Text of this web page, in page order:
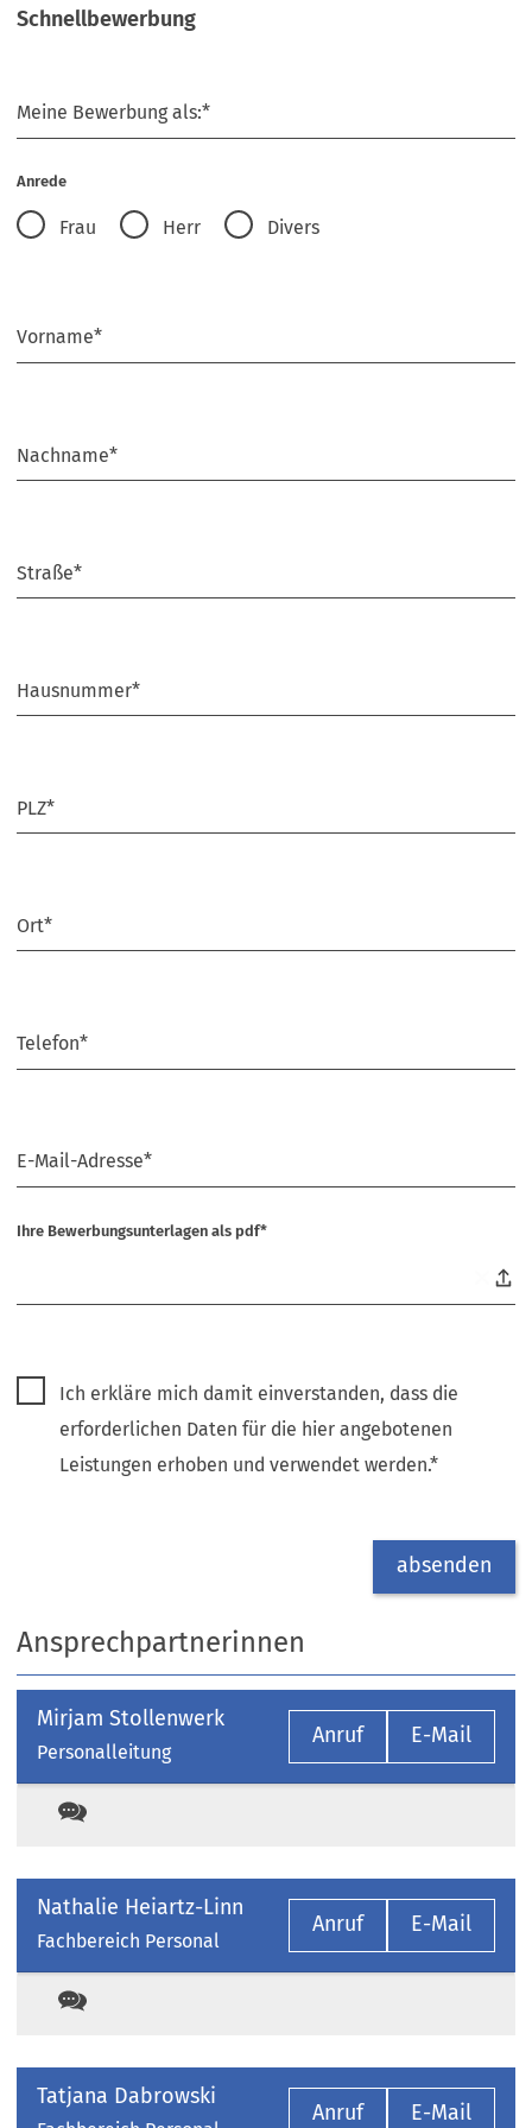
Schnellbewerbung
Meine Bewerbung als:*
Anrede
Frau Herr Divers
Vorname*
Nachname*
Straße*
Hausnummer*
PLZ*
Ort*
Telefon*
E-Mail-Adresse*
Ihre Bewerbungsunterlagen als pdf*
Datenschutz
Ich erkläre mich damit einverstanden, dass die
erforderlichen Daten für die hier angebotenen
Leistungen erhoben und verwendet werden.*
Sie
absenden
Ansprechpartnerinnen
Mirjam Stollenwerk
Personalleitung
Anruf E-Mail
Kontakt
Nathalie Heiartz-Linn
Fachbereich Personal
Anruf E-Mail
Kontakt
Tatjana Dabrowski
Anruf E-Mail